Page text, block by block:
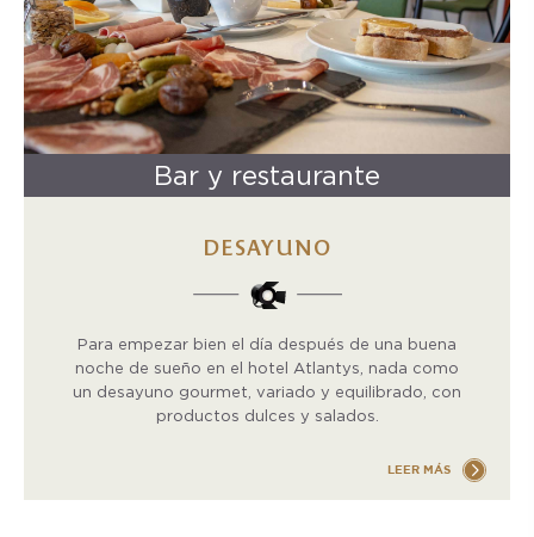
Bar y restaurante
DESAYUNO
Para empezar bien el día después de una buena
noche de sueño en el hotel Atlantys, nada como
un desayuno gourmet, variado y equilibrado, con
productos dulces y salados.
LEER MÁS